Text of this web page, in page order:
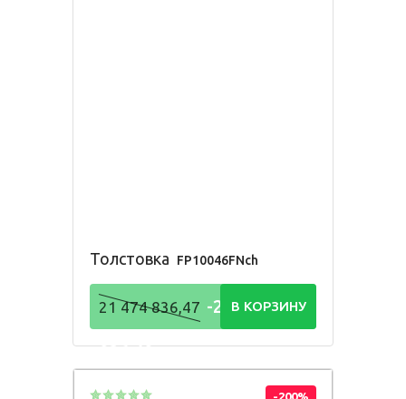
Толстовка FP10046FNch
21 474 836,47 -21 474
836,48Р
В КОРЗИНУ
-200%